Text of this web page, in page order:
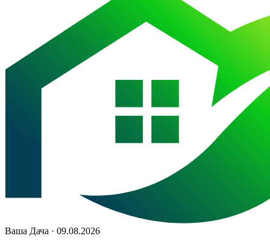
Ваша Дача · 09.08.2026